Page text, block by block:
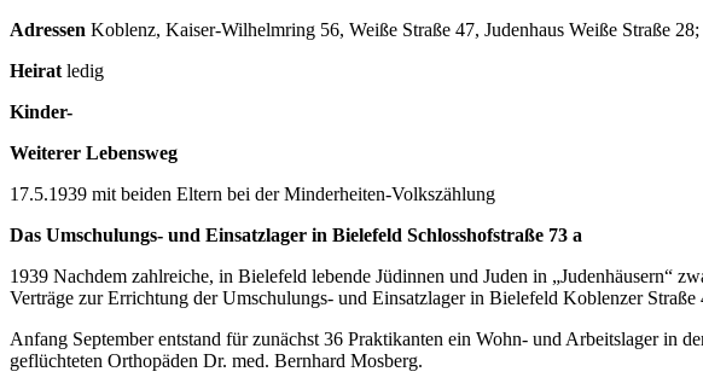
Adressen Koblenz, Kaiser-Wilhelmring 56, Weiße Straße 47, Judenhaus Weiße Straße
Heirat ledig
Kinder-
Weiterer Lebensweg
17.5.1939 mit beiden Eltern bei der Minderheiten-Volkszählung
Das Umschulungs- und Einsatzlager in Bielefeld Schlosshofstraße 73 a
1939 Nach­dem zahl­rei­che, in Bie­le­feld le­ben­de Jü­din­nen und Ju­den in „Ju­den­häu­sern“
Verträge zur Errichtung der Umschulungs- und Einsatzlager in Bielefeld Ko­blen­zer Stra­ße
Anfang September ent­stan­d für zu­nächst 36 Praktikanten ein Wohn- und Ar­beits­la­ger in
geflüchteten Orthopäden Dr. med. Bernhard Mosberg.